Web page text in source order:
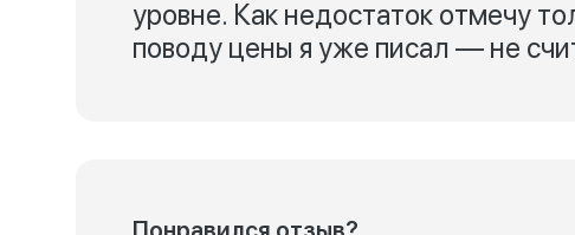
уровне. Как недостаток отмечу
поводу цены я уже писал — не